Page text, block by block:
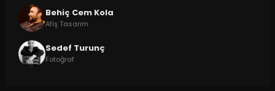
Behiç Cem Kola
Afiş Tasarım
Sedef Turunç
Fotoğraf